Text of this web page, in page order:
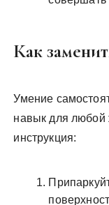
Как
Умение
навык для
инструкция: